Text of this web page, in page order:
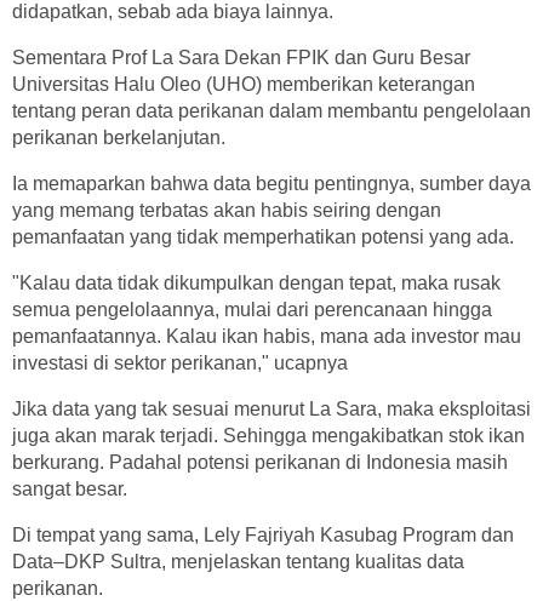
didapatkan, sebab ada biaya lainnya.
Sementara Prof La Sara Dekan FPIK dan Guru Besar
Universitas Halu Oleo (UHO) memberikan keterangan
tentang peran data perikanan dalam membantu pengelolaan
perikanan berkelanjutan.
Ia memaparkan bahwa data begitu pentingnya, sumber daya
yang memang terbatas akan habis seiring dengan
pemanfaatan yang tidak memperhatikan potensi yang ada.
"Kalau data tidak dikumpulkan dengan tepat, maka rusak
semua pengelolaannya, mulai dari perencanaan hingga
pemanfaatannya. Kalau ikan habis, mana ada investor mau
investasi di sektor perikanan," ucapnya
Jika data yang tak sesuai menurut La Sara, maka eksploitasi
juga akan marak terjadi. Sehingga mengakibatkan stok ikan
berkurang. Padahal potensi perikanan di Indonesia masih
sangat besar.
Di tempat yang sama, Lely Fajriyah Kasubag Program dan
Data–DKP Sultra, menjelaskan tentang kualitas data
perikanan.